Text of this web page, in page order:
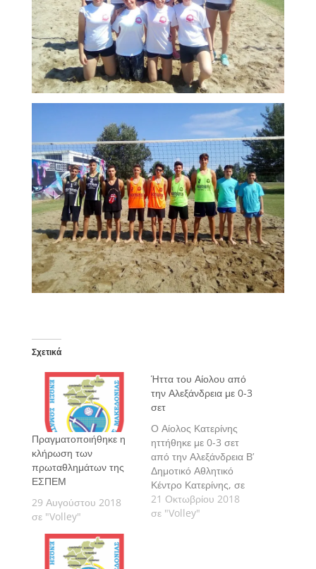
Σχετικά
Πραγματοποιήθηκε η
κλήρωση των
πρωταθλημάτων της
ΕΣΠΕΜ
29 Αυγούστου 2018
σε "Volley"
Ήττα του Αίολου από
την Αλεξάνδρεια με 0-3
σετ
Ο Αίολος Κατερίνης
ηττήθηκε με 0-3 σετ
από την Αλεξάνδρεια Β’
Δημοτικό Αθλητικό
Κέντρο Κατερίνης, σε
αγώνα για την 3η
αγωνιστική του Α’
21 Οκτωβρίου 2018
σε "Volley"